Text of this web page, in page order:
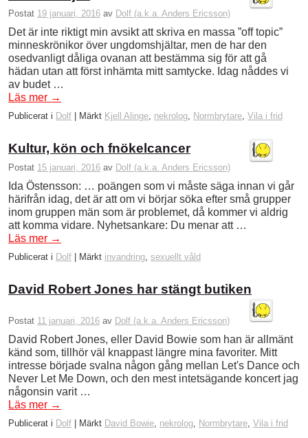
Postat 19 januari, 2016 av Dolf (a.k.a. Anders Ericsson)
Det är inte riktigt min avsikt att skriva en massa ”off topic”
minneskrönikor över ungdomshjältar, men de har den
osedvanligt dåliga ovanan att bestämma sig för att gå
hädan utan att först inhämta mitt samtycke. Idag nåddes vi
av budet …
Läs mer →
Publicerat i Dolf Märkt Kjell Alinge, nekrolog, Normbrytare, Vila i frid
Kultur, kön och fnökelcancer
Postat 15 januari, 2016 av Dolf (a.k.a. Anders Ericsson)
Ida Östensson: … poängen som vi måste säga innan vi går
härifrån idag, det är att om vi börjar söka efter små grupper
inom gruppen män som är problemet, då kommer vi aldrig
att komma vidare. Nyhetsankare: Du menar att …
Läs mer →
Publicerat i Dolf Märkt invandring sexuellt våld
David Robert Jones har stängt butiken
Postat 11 januari, 2016 av Dolf (a.k.a. Anders Ericsson)
David Robert Jones, eller David Bowie som han är allmänt
känd som, tillhör väl knappast längre mina favoriter. Mitt
intresse började svalna någon gång mellan Let's Dance och
Never Let Me Down, och den mest intetsägande koncert jag
någonsin varit …
Läs mer →
Publicerat i Dolf | Märkt David Bowie nekrolog Normbrytare Vila i frid